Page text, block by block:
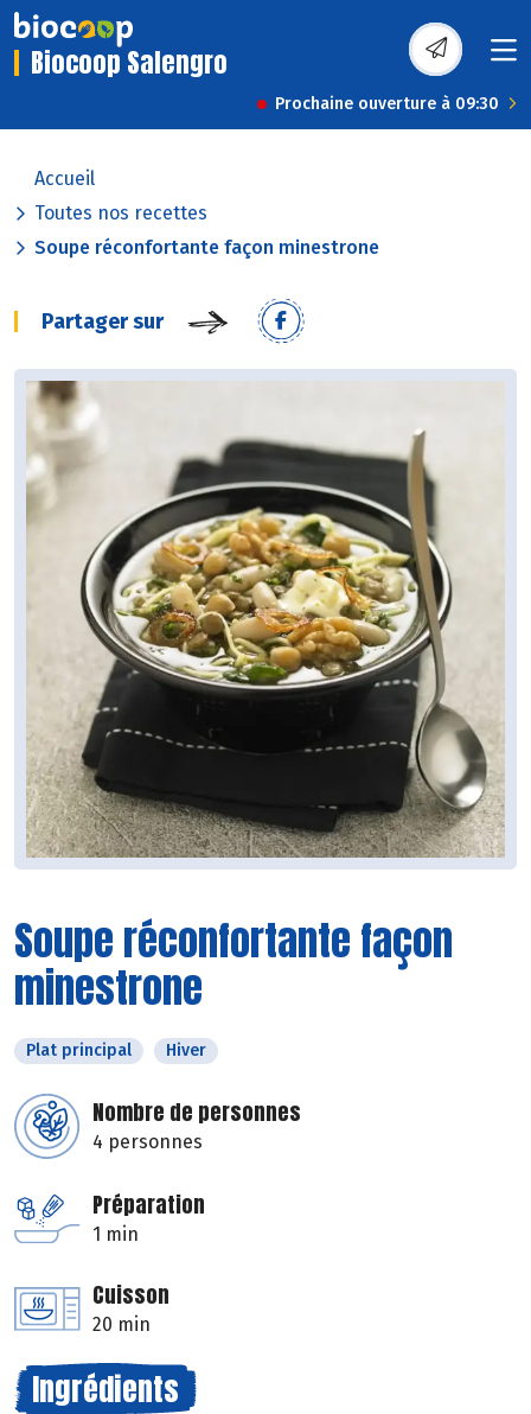
Biocoop Salengro
Prochaine ouverture à 09:30
Accueil
Toutes nos recettes
Soupe réconfortante façon minestrone
Partager sur
Soupe réconfortante façon
minestrone
Plat principal Hiver
Nombre de personnes
4 personnes
Préparation
1 min
Cuisson
20 min
Ingrédients